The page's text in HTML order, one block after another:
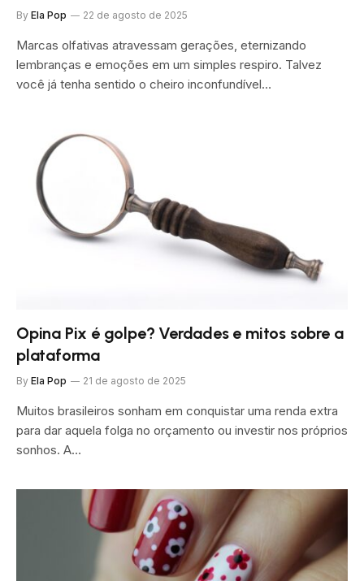
By Ela Pop 22 de agosto de 2025
Marcas olfativas atravessam gerações, eternizando
lembranças e emoções em um simples respiro. Talvez
você já tenha sentido o cheiro inconfundível…
Opina Pix é golpe? Verdades e mitos sobre a
plataforma
By Ela Pop 21 de agosto de 2025
Muitos brasileiros sonham em conquistar uma renda extra
para dar aquela folga no orçamento ou investir nos próprios
sonhos. A…